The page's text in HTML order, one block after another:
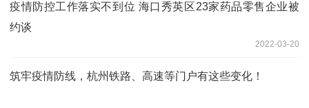
疫情防控工作落实不到位 海口秀英区23家药品零售企业被
约谈
2022-03-20
筑牢疫情防线，杭州铁路、高速等门户有这些变化！